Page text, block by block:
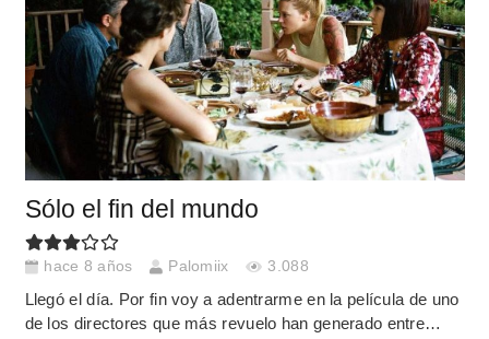
Sólo el fin del mundo
hace 8 años Palomiix 3.088
Llegó el día. Por fin voy a adentrarme en la película de uno
de los directores que más revuelo han generado entre…